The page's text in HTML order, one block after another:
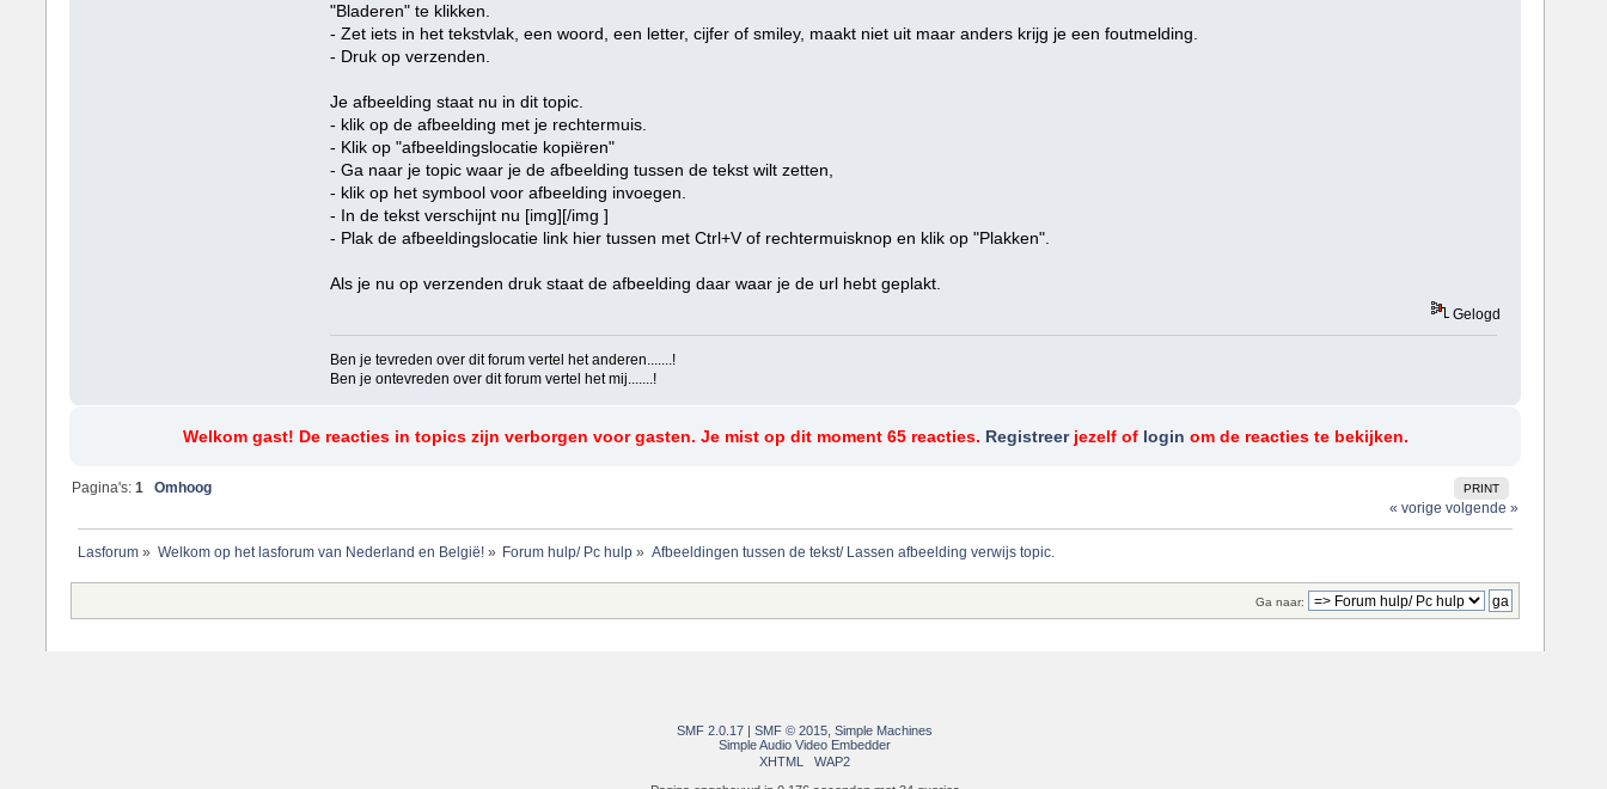
"Bladeren" te klikken.
- Zet iets in het tekstvlak, een woord, een letter, cijfer of smiley, maakt niet uit maar anders krijg je een foutmelding.
- Druk op verzenden.
Je afbeelding staat nu in dit topic.
- klik op de afbeelding met je rechtermuis.
- Klik op "afbeeldingslocatie kopiëren"
- Ga naar je topic waar je de afbeelding tussen de tekst wilt zetten,
- klik op het symbool voor afbeelding invoegen.
- In de tekst verschijnt nu [img][/img ]
- Plak de afbeeldingslocatie link hier tussen met Ctrl+V of rechtermuisknop en klik op "Plakken".
Als je nu op verzenden druk staat de afbeelding daar waar je de url hebt geplakt.
Gelogd
Ben je tevreden over dit forum vertel het anderen.......!
Ben je ontevreden over dit forum vertel het mij.......!
Welkom gast! De reacties in topics zijn verborgen voor gasten. Je mist op dit moment 65 reacties. Registreerjezelf of login om de reacties te bekijken.
PRINT
Pagina's:1
Omhoog
« vorige volgende »
Lasforum» Welkom op het lasforum van Nederland en België!» Forum hulp/ Pc hulp » Afbeeldingen tussen de tekst/ Lassen afbeelding verwijs topic.
Ga naar:
SMF 2.0.17| SMF © 2015, Simple Machines
Simple Audio Video Embedder
XHTML
WAP2